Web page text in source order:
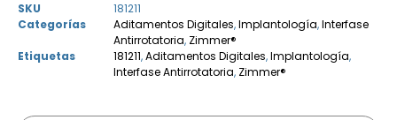
SKU
181211
Categorías
Aditamentos Digitales,Implantología,Interfase
Antirrotatoria, Zimmer®
Etiquetas
181211,Aditamentos Digitales,Implantología,
Interfase Antirrotatoria, Zimmer®